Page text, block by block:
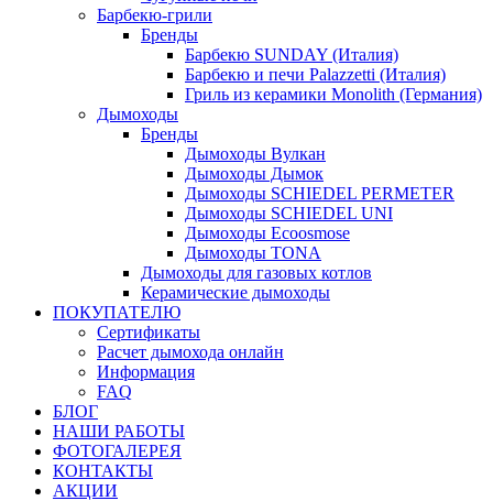
Барбекю-грили
Бренды
Барбекю SUNDAY (Италия)
Барбекю и печи Palazzetti (Италия)
Гриль из керамики Monolith (Германия)
Дымоходы
Бренды
Дымоходы Вулкан
Дымоходы Дымок
Дымоходы SCHIEDEL PERMETER
Дымоходы SCHIEDEL UNI
Дымоходы Ecoosmose
Дымоходы TONA
Дымоходы для газовых котлов
Керамические дымоходы
ПОКУПАТЕЛЮ
Сертификаты
Расчет дымохода онлайн
Информация
FAQ
БЛОГ
НАШИ РАБОТЫ
ФОТОГАЛЕРЕЯ
КОНТАКТЫ
АКЦИИ